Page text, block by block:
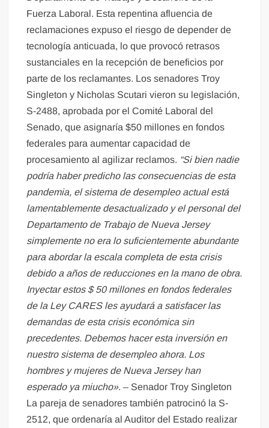
Fuerza Laboral. Esta repentina afluencia de
reclamaciones expuso el riesgo de depender de
tecnología anticuada, lo que provocó retrasos
sustanciales en la recepción de beneficios por
parte de los reclamantes. Los senadores Troy
Singleton y Nicholas Scutari vieron su legislación,
S-2488, aprobada por el Comité Laboral del
Senado, que asignaría $50 millones en fondos
federales para aumentar capacidad de
procesamiento al agilizar reclamos. “Si bien nadie
podría haber predicho las consecuencias de esta
pandemia, el sistema de desempleo actual está
lamentablemente desactualizado y el personal del
Departamento de Trabajo de Nueva Jersey
simplemente no era lo suficientemente abundante
para abordar la escala completa de esta crisis
debido a años de reducciones en la mano de obra.
Inyectar estos $ 50 millones en fondos federales
de la Ley CARES les ayudará a satisfacer las
demandas de esta crisis económica sin
precedentes. Debemos hacer esta inversión en
nuestro sistema de desempleo ahora. Los
hombres y mujeres de Nueva Jersey han
esperado ya miucho». – Senador Troy Singleton
La pareja de senadores también patrocinó la S-
2512, que ordenaría al Auditor del Estado realizar